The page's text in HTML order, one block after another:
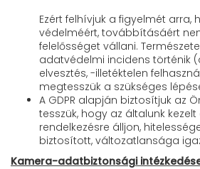
Ezért felhívjuk a figyelmét arra,
védelméért, továbbításáért
felelősséget vállani.
adatvédelmi incidens történik
elvesztés, -illetéktelen
megtesszük a szükséges
A GDPR alapján biztosítjuk az
tesszük, hogy az általunk
rendelkezésre álljon,
biztosított, változatlansága
Kamera-adatbiztonsági